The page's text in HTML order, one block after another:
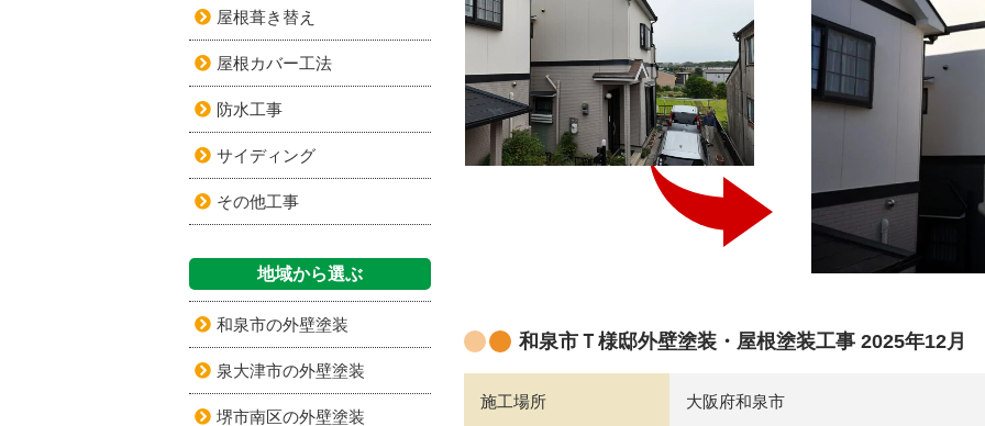
和泉市Ｔ様邸外壁塗装・屋根塗装工事 2025年12月
施工場所 大阪府和泉市
屋根葺き替え
屋根カバー工法
防水工事
サイディング
その他工事
地域から選ぶ
和泉市の外壁塗装
泉大津市の外壁塗装
堺市南区の外壁塗装